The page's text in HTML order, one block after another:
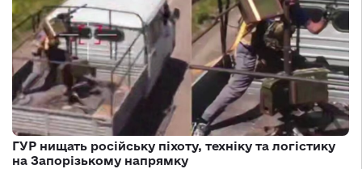
ГУР нищать російську піхоту, техніку та логістику
на Запорізькому напрямку